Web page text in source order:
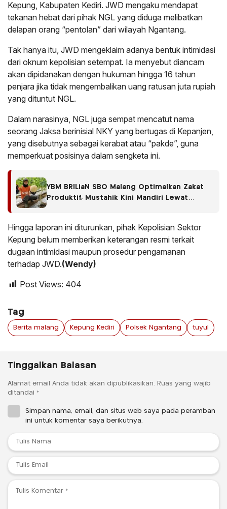
Kepung, Kabupaten Kediri. JWD mengaku mendapat
tekanan hebat dari pihak NGL yang diduga melibatkan
delapan orang “pentolan” dari wilayah Ngantang.
Tak hanya itu, JWD mengeklaim adanya bentuk intimidasi
dari oknum kepolisian setempat. Ia menyebut diancam
akan dipidanakan dengan hukuman hingga 16 tahun
penjara jika tidak mengembalikan uang ratusan juta rupiah
yang dituntut NGL.
Dalam narasinya, NGL juga sempat mencatut nama
seorang Jaksa berinisial NKY yang bertugas di Kepanjen,
yang disebutnya sebagai kerabat atau “pakde”, guna
memperkuat posisinya dalam sengketa ini.
YBM BRILiaN SBO Malang Optimalkan Zakat
Produktif, Mustahik Kini Mandiri Lewat
Hingga laporan ini diturunkan, pihak Kepolisian Sektor
Kepung belum memberikan keterangan resmi terkait
dugaan intimidasi maupun prosedur pengamanan
terhadap JWD.(Wendy)
Post Views: 404
Tag
Berita malang Kepung Kediri Polsek Ngantang tuyul
Tinggalkan Balasan
Alamat email Anda tidak akan dipublikasikan.
Ruas yang wajib
ditandai *
Simpan nama, email, dan situs web saya pada peramban
ini untuk komentar saya berikutnya.